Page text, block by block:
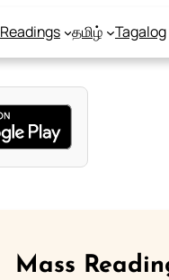
Readings தமிழ் Tagalog
Mass